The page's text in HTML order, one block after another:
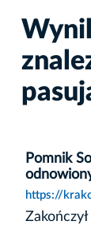
Pomnik
https://